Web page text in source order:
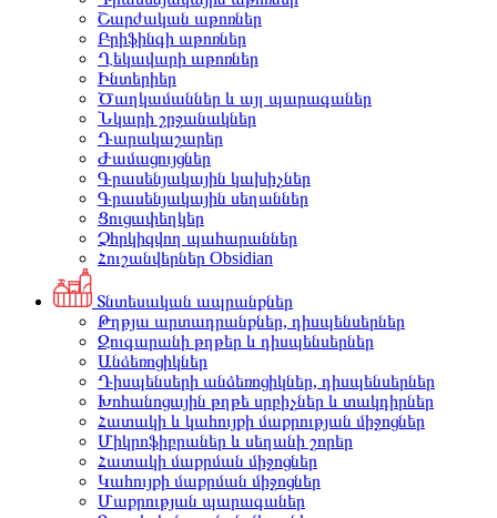
Շարժական աթոռներ
Բրիֆինգի աթոռներ
Ղեկավարի աթոռներ
Ինտերիեր
Ծաղկամաններ և այլ պարագաներ
Նկարի շրջանակներ
Դարակաշարեր
Ժամացույցներ
Գրասենյակային կախիչներ
Գրասենյակային սեղաններ
Ցուցափեղկեր
Չհրկիզվող պահարաններ
Հուշանվերներ Obsidian
Տնտեսական ապրանքներ
Թղթյա արտադրանքներ, դիսպենսերներ
Զուգարանի թղթեր և դիսպենսերներ
Անձեռոցիկներ
Դիսպենսերի անձեռոցիկներ, դիսպենսերներ
Խոհանոցային թղթե սրբիչներ և տակդիրներ
Հատակի և կահույքի մաքրության միջոցներ
Միկրոֆիբրաներ և սեղանի շորեր
Հատակի մաքրման միջոցներ
Կահույքի մաքրման միջոցներ
Մաքրության պարագաներ